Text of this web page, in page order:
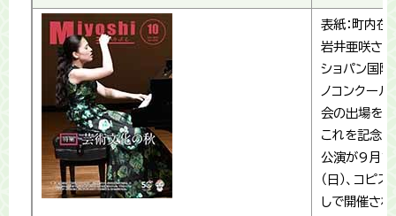
表紙：町内在
岩井亜咲さ
ショパン国際
ノコンクール
会の出場を決
これを記念し
公演が9月
（日）、コピス
しで開催され